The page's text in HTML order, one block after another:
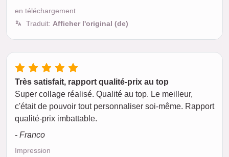
en téléchargement
Traduit: Afficher l'original (de)
Très satisfait, rapport qualité-prix au top
Super collage réalisé. Qualité au top. Le meilleur,
c'était de pouvoir tout personnaliser soi-même. Rapport
qualité-prix imbattable.
- Franco
Impression